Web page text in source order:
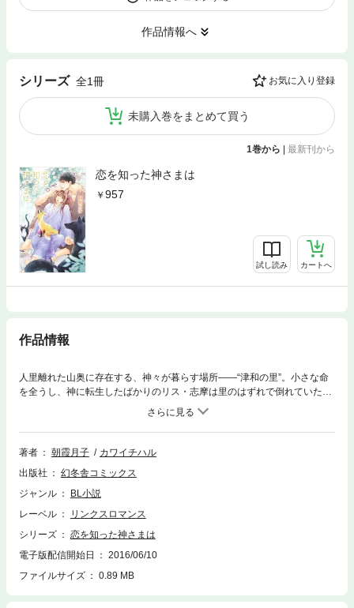
作品情報へ
シリーズ 全1冊 お気に入り登録
未購入巻をまとめて買う
1巻から | 最新刊から
恋を知った神さまは
957
試し読み カートへ
作品情報
人里離れた山奥に存在する、神々が暮らす場所――“津和の里”。小さな命
を全うし、神に転生したばかりのリス・志摩は里のはずれで倒れていたと
ころを、里の医者・櫨禅に助けられ、快復するまで里で面倒を見てもらう
ことになった。包み込むような安心感を与えてくれる櫨禅と過ごすうち、
志摩は次第に、恩人への親愛を越えた淡い恋心を抱くようになっていく。
しかし、櫨禅の側には、彼に密かに想いを寄せる昔馴染みの美しい神・千
絵・挿絵は収録されていません。イラストは表紙のみの収録となります。
ご了承ください。
著者 朝霞月子
カワイチハル
出版社
幻冬舎コミックス
ジャンル
BL小説
レーベル
リンクスロマンス
シリーズ
恋を知った神さまは
電子版配信開始日
2016/06/10
ファイルサイズ
0.89 MB